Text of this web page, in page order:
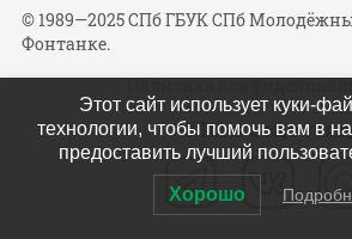
© 1989—2025 СПб ГБУК СПб
Фонтанке.
Политика
Мы в соцсетях
Этот сайт использует куки-
технологии, чтобы помочь вам в
предоставить лучший
Хорошо